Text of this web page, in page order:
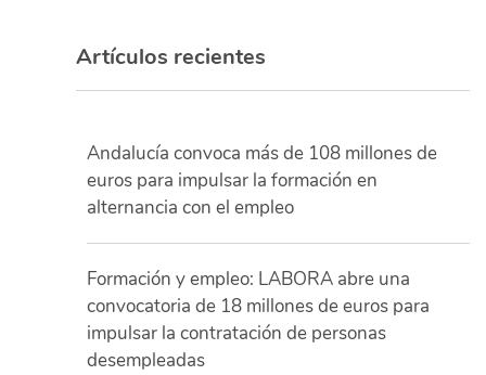
Artículos recientes
Andalucía convoca más de 108 millones de
euros para impulsar la formación en
alternancia con el empleo
Formación y empleo: LABORA abre una
convocatoria de 18 millones de euros para
impulsar la contratación de personas
desempleadas